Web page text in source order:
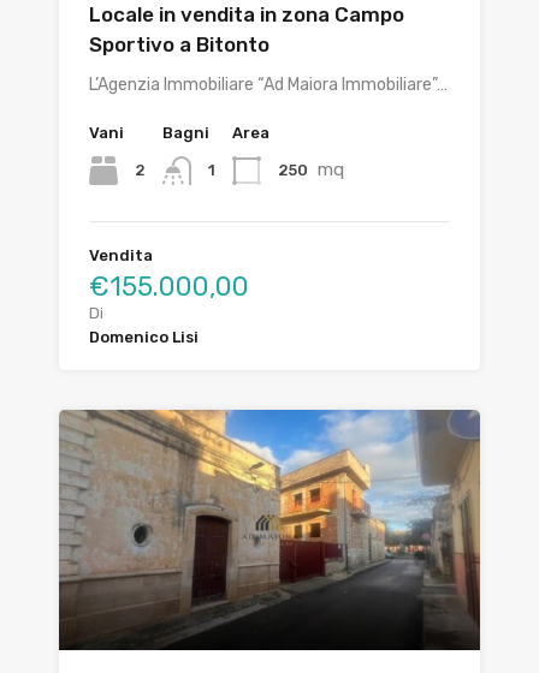
Locale in vendita in zona Campo
Sportivo a Bitonto
L’Agenzia Immobiliare “Ad Maiora Immobiliare”…
Vani
2
Bagni
1
Area
250 mq
Vendita
€155.000,00
Di
Domenico Lisi